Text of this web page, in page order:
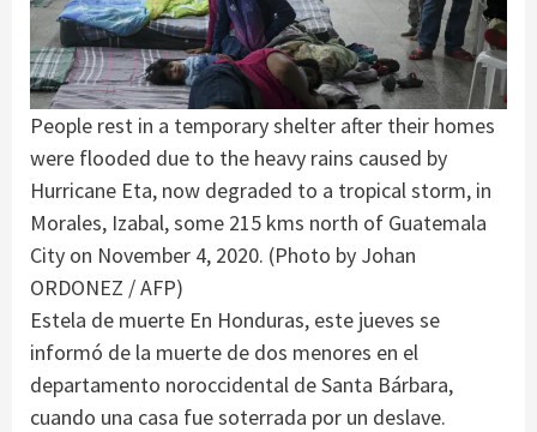
People rest in a temporary shelter after their homes
were flooded due to the heavy rains caused by
Hurricane Eta, now degraded to a tropical storm, in
Morales, Izabal, some 215 kms north of Guatemala
City on November 4, 2020. (Photo by Johan
ORDONEZ / AFP)
Estela de muerte En Honduras, este jueves se
informó de la muerte de dos menores en el
departamento noroccidental de Santa Bárbara,
cuando una casa fue soterrada por un deslave.